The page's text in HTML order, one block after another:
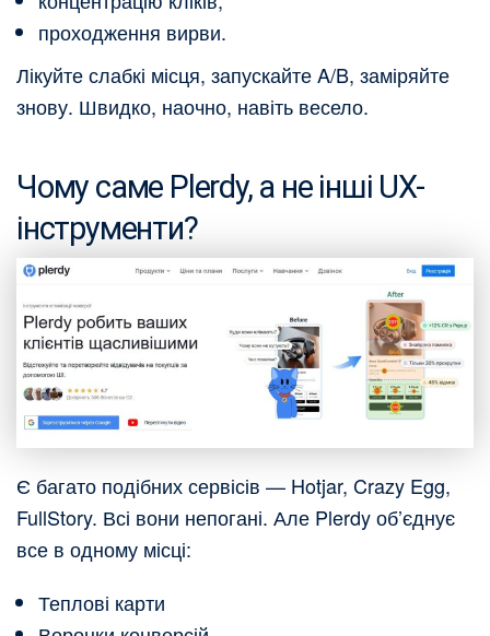
проходження вирви.
Лікуйте слабкі місця, запускайте A/B, заміряйте
знову. Швидко, наочно, навіть весело.
Чому саме Plerdy, а не інші UX-
інструменти?
Є багато подібних сервісів — Hotjar, Crazy Egg,
FullStory. Всі вони непогані. Але Plerdy об’єднує
все в одному місці:
Теплові карти